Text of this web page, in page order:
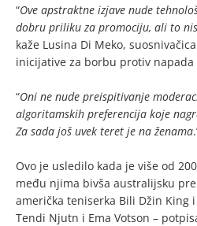
“Ove apstraktne izjave nude
dobru priliku za promociju, ali to
kaže Lusina Di Meko, suosnivačica
inicijative za borbu protiv
“Oni ne nude preispitivanje
algoritamskih preferencija koje
Za sada još uvek teret je na ženama
Ovo je usledilo kada je više od
među njima bivša australijsku
američka teniserka Bili Džin King
Tendi Njutn i Ema Votson –